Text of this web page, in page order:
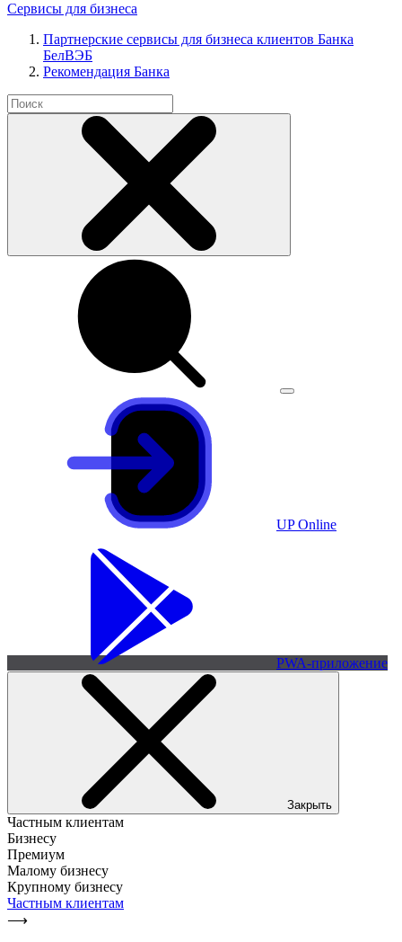
Сервисы для бизнеса
Партнерские сервисы для бизнеса клиентов Банка
БелВЭБ
Рекомендация Банка
UP Online
PWA-приложение
Закрыть
Частным клиентам
Бизнесу
Премиум
Малому бизнесу
Крупному бизнесу
Частным клиентам
⟶